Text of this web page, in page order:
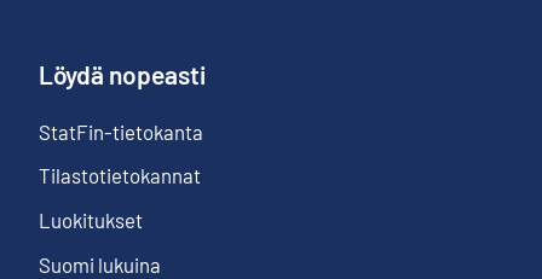
Löydä nopeasti
StatFin-tietokanta
Tilastotietokannat
Luokitukset
Suomi lukuina